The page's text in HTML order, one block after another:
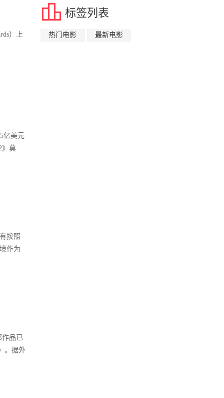
）上
亿美元
》莫
按照
作为
作品已
。据外
 标签列表
热门电影
最新电影